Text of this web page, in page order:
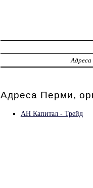
Адреса
Адреса Перми,
АН Капитал - Трейд